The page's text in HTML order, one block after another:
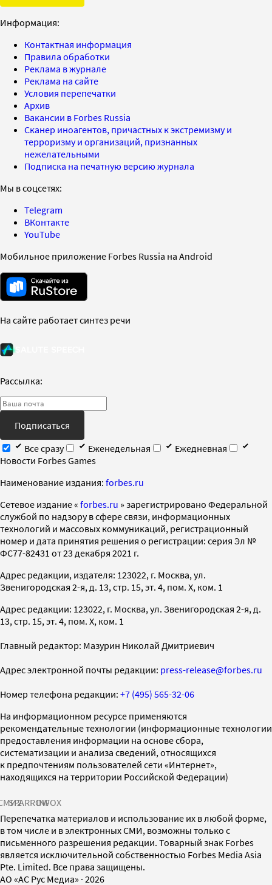
Информация:
Контактная информация
Правила обработки
Реклама в журнале
Реклама на сайте
Условия перепечатки
Архив
Вакансии в Forbes Russia
Сканер иноагентов, причастных к экстремизму и
терроризму и организаций, признанных
нежелательными
Подписка на печатную версию журнала
Мы в соцсетях:
Telegram
ВКонтакте
YouTube
Мобильное приложение Forbes Russia на Android
На сайте работает синтез речи
Рассылка:
Подписаться
Все сразу
Еженедельная
Ежедневная
Новости Forbes Games
Наименование издания: forbes.ru
Cетевое издание « forbes.ru » зарегистрировано Федеральной
службой по надзору в сфере связи, информационных
технологий и массовых коммуникаций, регистрационный
номер и дата принятия решения о регистрации: серия Эл №
ФС77-82431 от 23 декабря 2021 г.
Адрес редакции, издателя: 123022, г. Москва, ул.
Звенигородская 2-я, д. 13, стр. 15, эт. 4, пом. X, ком. 1
Адрес редакции: 123022, г. Москва, ул. Звенигородская 2-я, д.
13, стр. 15, эт. 4, пом. X, ком. 1
Главный редактор: Мазурин Николай Дмитриевич
Адрес электронной почты редакции: press-release@forbes.ru
Номер телефона редакции: +7 (495) 565-32-06
На информационном ресурсе применяются
рекомендательные технологии (информационные технологии
предоставления информации на основе сбора,
систематизации и анализа сведений, относящихся
к предпочтениям пользователей сети «Интернет»,
находящихся на территории Российской Федерации)
SPARROWINFOX
Перепечатка материалов и использование их в любой форме,
в том числе и в электронных СМИ, возможны только с
письменного разрешения редакции. Товарный знак Forbes
является исключительной собственностью Forbes Media Asia
Pte. Limited. Все права защищены.
AO «АС Рус Медиа» · 2026